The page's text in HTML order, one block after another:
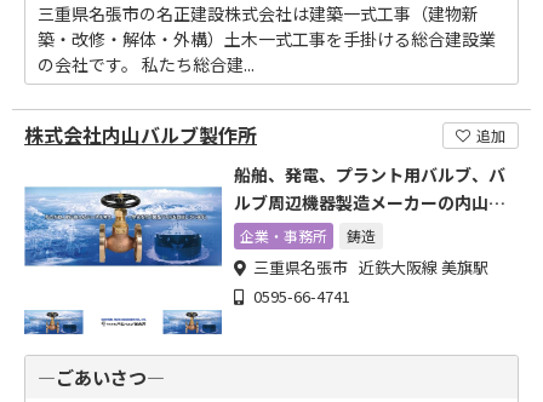
三重県名張市の名正建設株式会社は建築一式工事（建物新
築・改修・解体・外構）土木一式工事を手掛ける総合建設業
の会社です。 私たち総合建...
株式会社内山バルブ製作所 追加
船舶、発電、プラント用バルブ、バ
ルブ周辺機器製造メーカーの内山バ
ルブ製作所
企業・事務所 鋳造
三重県名張市 近鉄大阪線 美旗駅
0595-66-4741
―ごあいさつ―